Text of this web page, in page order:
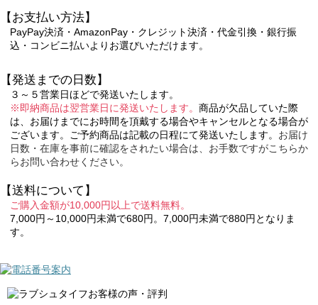
【お支払い方法】
PayPay決済・AmazonPay・クレジット決済・代金引換・銀行振
込・コンビニ払いよりお選びいただけます。
【発送までの日数】
３～５営業日ほどで発送いたします。
※即納商品は翌営業日に発送いたします。 商品が欠品していた際
は、お届けまでにお時間を頂戴する場合やキャンセルとなる場合が
ございます。ご予約商品は記載の日程にて発送いたします。 お届け
日数・在庫を事前に確認をされたい場合は、お手数ですがこちらか
らお問い合わせください。
【送料について】
ご購入金額が10,000円以上で送料無料。
7,000円～10,000円未満で680円。7,000円未満で880円となりま
す。